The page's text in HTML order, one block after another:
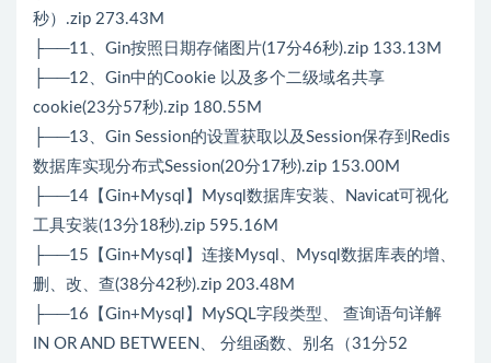
秒）.zip 273.43M
├──11、Gin按照日期存储图片(17分46秒).zip 133.13M
├──12、Gin中的Cookie 以及多个二级域名共享
cookie(23分57秒).zip 180.55M
├──13、Gin Session的设置获取以及Session保存到Redis
数据库实现分布式Session(20分17秒).zip 153.00M
├──14【Gin+Mysql】Mysql数据库安装、Navicat可视化
工具安装(13分18秒).zip 595.16M
├──15【Gin+Mysql】连接Mysql、Mysql数据库表的增、
删、改、查(38分42秒).zip 203.48M
├──16【Gin+Mysql】MySQL字段类型、 查询语句详解
IN OR AND BETWEEN、 分组函数、别名（31分52